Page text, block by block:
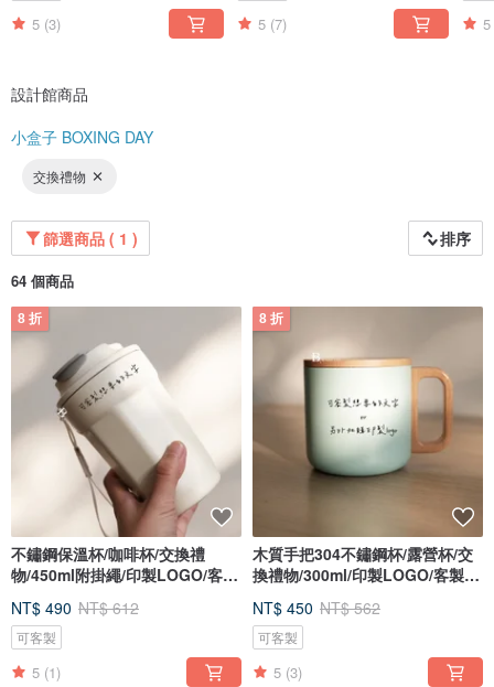
5 (3) 5 (7) 5
設計館商品
小盒子 BOXING DAY
交換禮物
篩選商品 ( 1 ) 排序
64 個商品
8 折
不鏽鋼保溫杯/咖啡杯/交換禮
物/450ml附掛繩/印製LOGO/客製
NT$ 490 NT$ 612
可客製
5 (1)
8 折
木質手把304不鏽鋼杯/露營杯/交
換禮物/300ml/印製LOGO/客製文
NT$ 450 NT$ 562
可客製
5 (3)